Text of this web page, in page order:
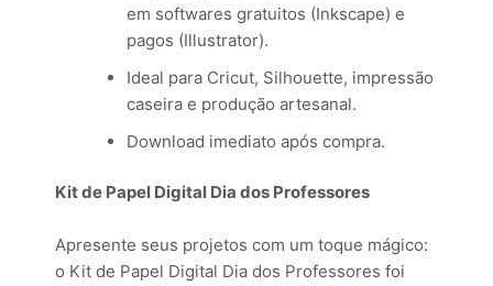
em softwares gratuitos (Inkscape) e
pagos (Illustrator).
Ideal para Cricut, Silhouette, impressão
caseira e produção artesanal.
Download imediato após compra.
Kit de Papel Digital Dia dos Professores
Apresente seus projetos com um toque mágico:
o Kit de Papel Digital Dia dos Professores foi